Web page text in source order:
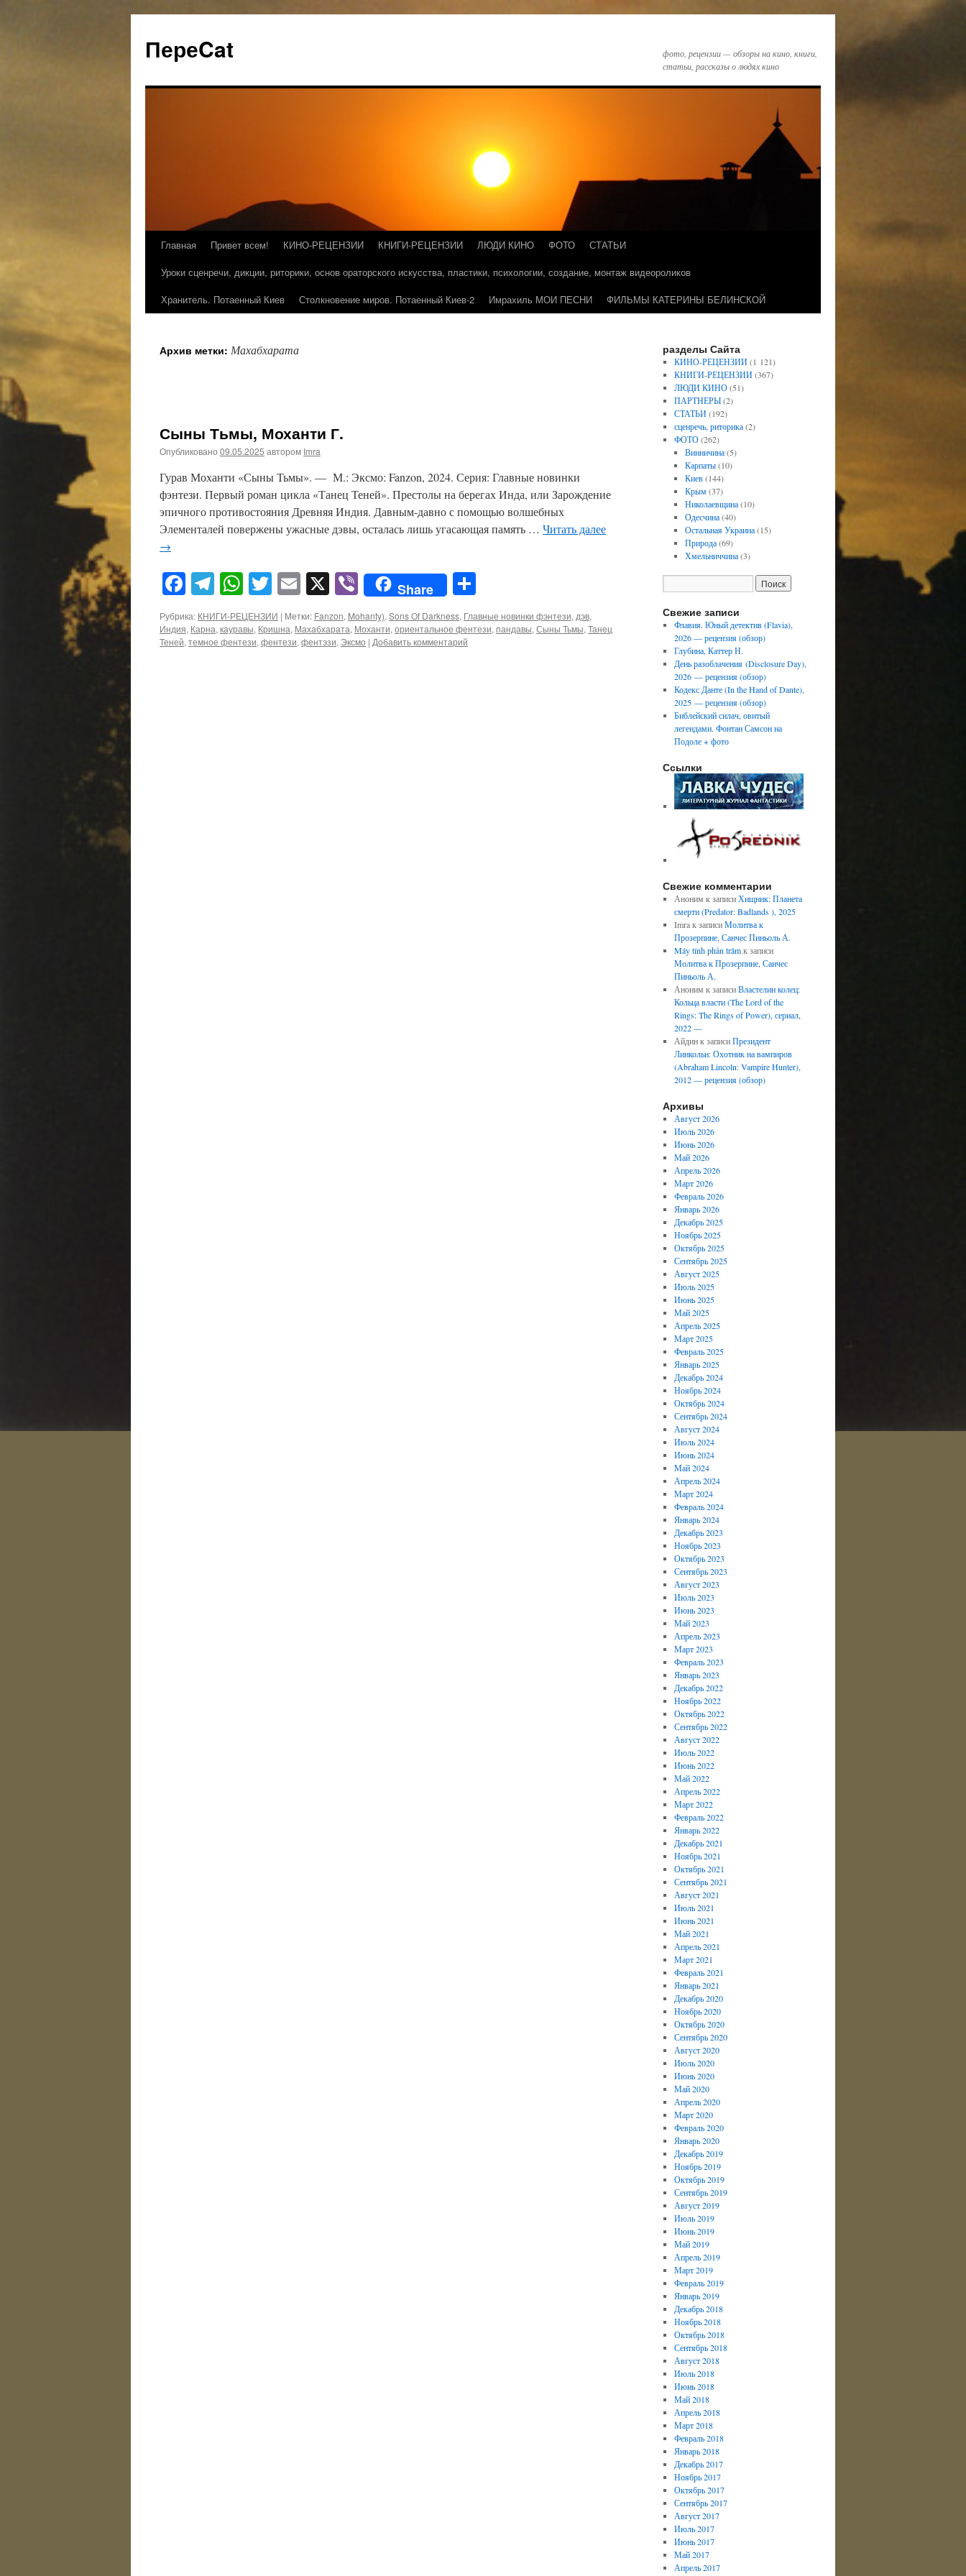
ПереCat
фото, рецензии — обзоры на кино, книги,
статьи, рассказы о людях кино
Главная Привет всем! КИНО-РЕЦЕНЗИИ КНИГИ-РЕЦЕНЗИИ ЛЮДИ КИНО ФОТО
СТАТЬИ
Уроки сценречи, дикции, риторики, основ ораторского искусства, пластики, психологии, создание, монтаж видеороликов
Хранитель. Потаенный Киев
Столкновение миров. Потаенный Киев-2 Имрахиль МОИ ПЕСНИ ФИЛЬМЫ КАТЕРИНЫ БЕЛИНСКОЙ
Архив метки: Махабхарата
Сыны Тьмы, Моханти Г.
Опубликовано 09.05.2025 автором Imra
Гурав Моханти «Сыны Тьмы». — М.: Эксмо: Fanzon, 2024. Серия: Главные новинки
фэнтези. Первый роман цикла «Танец Теней». Престолы на берегах Инда, или Зарождение
эпичного противостояния Древняя Индия. Давным-давно с помощью волшебных
Элементалей повержены ужасные дэвы, осталась лишь угасающая память … Читать далее
→
Facebook
Telegram
WhatsApp
Twitter
Email
X ViberShare
Рубрика: КНИГИ-РЕЦЕНЗИИ | Метки: Fanzon, Mohanty),Sons Of Darkness, Главные новинки фэнтези,дэв,
Индия, Карна,кауравы, Кришна, Махабхарата, Моханти,ориентальное фентези,пандавы,Сыны Тьмы,Танец
Теней,темное фентези,фентези,фентэзи, Эксмо | Добавить комментарий
разделы Сайта
КИНО-РЕЦЕНЗИИ(1 121)
КНИГИ-РЕЦЕНЗИИ(367)
ЛЮДИ КИНО(51)
ПАРТНЕРЫ(2)
СТАТЬИ(192)
сценречь, риторика(2)
ФОТО(262)
Винничина(5)
Карпаты(10)
Киев(144)
Крым(37)
Николаевщина(10)
Одесчина(40)
Остальная Украина(15)
Природа(69)
Хмельниччина(3)
Свежие записи
Флавия. Юный детектив (Flavia),
2026 — рецензия (обзор)
Глубина, Каттер Н.
День разоблачения (Disclosure Day),
2026 — рецензия (обзор)
Кодекс Данте (In the Hand of Dante),
2025 — рецензия (обзор)
Библейский силач, овитый
легендами. Фонтан Самсон на
Подоле + фото
Ссылки
Свежие комментарии
Аноним к записиХищник: Планета
смерти (Predator: Badlands ), 2025
Imraк записиМолитва к
Прозерпине, Санчес Пиньоль А.
Máy tính phần trămк записи
Молитва к Прозерпине, Санчес
Пиньоль А.
Аноним к записиВластелин колец:
Кольца власти (The Lord of the
Rings: The Rings of Power), сериал,
2022 —
Айдинк записиПрезидент
Линкольн: Охотник на вампиров
(Abraham Lincoln: Vampire Hunter),
2012 — рецензия (обзор)
Архивы
Август 2026
Июль 2026
Июнь 2026
Май 2026
Апрель 2026
Март 2026
Февраль 2026
Январь 2026
Декабрь 2025
Ноябрь 2025
Октябрь 2025
Сентябрь 2025
Август 2025
Июль 2025
Июнь 2025
Май 2025
Апрель 2025
Март 2025
Февраль 2025
Январь 2025
Декабрь 2024
Ноябрь 2024
Октябрь 2024
Сентябрь 2024
Август 2024
Июль 2024
Июнь 2024
Май 2024
Апрель 2024
Март 2024
Февраль 2024
Январь 2024
Декабрь 2023
Ноябрь 2023
Октябрь 2023
Сентябрь 2023
Август 2023
Июль 2023
Июнь 2023
Май 2023
Апрель 2023
Март 2023
Февраль 2023
Январь 2023
Декабрь 2022
Ноябрь 2022
Октябрь 2022
Сентябрь 2022
Август 2022
Июль 2022
Июнь 2022
Май 2022
Апрель 2022
Март 2022
Февраль 2022
Январь 2022
Декабрь 2021
Ноябрь 2021
Октябрь 2021
Сентябрь 2021
Август 2021
Июль 2021
Июнь 2021
Май 2021
Апрель 2021
Март 2021
Февраль 2021
Январь 2021
Декабрь 2020
Ноябрь 2020
Октябрь 2020
Сентябрь 2020
Август 2020
Июль 2020
Июнь 2020
Май 2020
Апрель 2020
Март 2020
Февраль 2020
Январь 2020
Декабрь 2019
Ноябрь 2019
Октябрь 2019
Сентябрь 2019
Август 2019
Июль 2019
Июнь 2019
Май 2019
Апрель 2019
Март 2019
Февраль 2019
Январь 2019
Декабрь 2018
Ноябрь 2018
Октябрь 2018
Сентябрь 2018
Август 2018
Июль 2018
Июнь 2018
Май 2018
Апрель 2018
Март 2018
Февраль 2018
Январь 2018
Декабрь 2017
Ноябрь 2017
Октябрь 2017
Сентябрь 2017
Август 2017
Июль 2017
Июнь 2017
Май 2017
Апрель 2017